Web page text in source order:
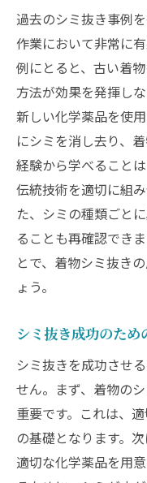
過去のシミ抜き事例
作業において非常に
例にとると、古い着
方法が効果を発揮し
新しい化学薬品を使
にシミを消し去り、
経験から学べること
伝統技術を適切に組
た、シミの種類ごと
ることも再確認でき
とで、着物シミ抜き
ょう。
シミ抜き成功のため
シミ抜きを成功させ
せん。まず、着物の
重要です。これは、
の基礎となります。
適切な化学薬品を用